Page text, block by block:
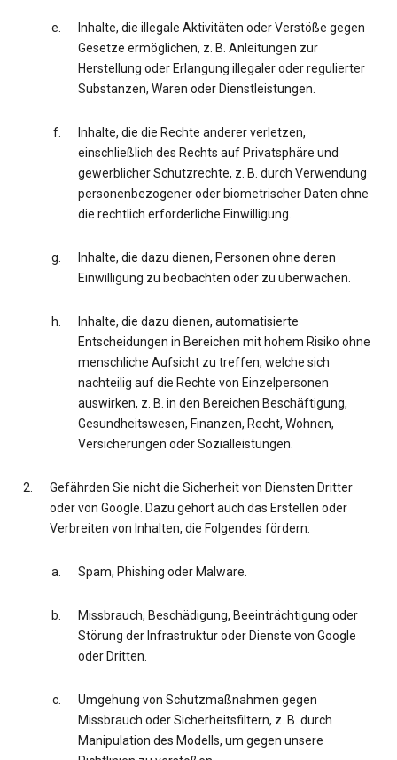
Inhalte, die illegale Aktivitäten oder Verstöße gegen
Gesetze ermöglichen, z. B. Anleitungen zur
Herstellung oder Erlangung illegaler oder regulierter
Substanzen, Waren oder Dienstleistungen.
Inhalte, die die Rechte anderer verletzen,
einschließlich des Rechts auf Privatsphäre und
gewerblicher Schutzrechte, z. B. durch Verwendung
personenbezogener oder biometrischer Daten ohne
die rechtlich erforderliche Einwilligung.
Inhalte, die dazu dienen, Personen ohne deren
Einwilligung zu beobachten oder zu überwachen.
Inhalte, die dazu dienen, automatisierte
Entscheidungen in Bereichen mit hohem Risiko ohne
menschliche Aufsicht zu treffen, welche sich
nachteilig auf die Rechte von Einzelpersonen
auswirken, z. B. in den Bereichen Beschäftigung,
Gesundheitswesen, Finanzen, Recht, Wohnen,
Versicherungen oder Sozialleistungen.
Gefährden Sie nicht die Sicherheit von Diensten Dritter
oder von Google. Dazu gehört auch das Erstellen oder
Verbreiten von Inhalten, die Folgendes fördern:
Spam, Phishing oder Malware.
Missbrauch, Beschädigung, Beeinträchtigung oder
Störung der Infrastruktur oder Dienste von Google
oder Dritten.
Umgehung von Schutzmaßnahmen gegen
Missbrauch oder Sicherheitsfiltern, z. B. durch
Manipulation des Modells, um gegen unsere